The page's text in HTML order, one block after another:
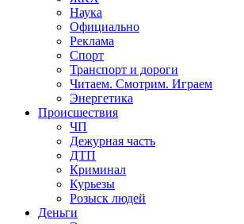
Наука
Официально
Реклама
Спорт
Транспорт и дороги
Читаем. Смотрим. Играем
Энергетика
Происшествия
ЧП
Дежурная часть
ДТП
Криминал
Курьезы
Розыск людей
Деньги